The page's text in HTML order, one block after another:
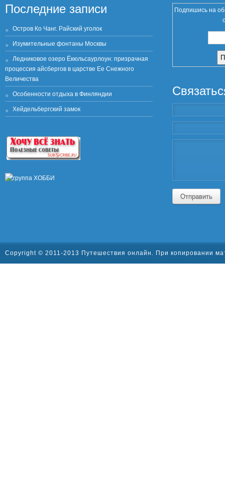
Последние записи
Остров Ко Чанг. Райский уголок
Изумительные фонтаны Москвы
Ледниковое озеро Ёкюльсаурлоун: призрачная
процессия айсбергов в царстве Ее Снежного
Величества
Особенности отдыха в Финляндии
Хейдельбергский замок
Подпишись на
Отправить
Copyright © 2011-2013 Путешествия онлайн. При копировании